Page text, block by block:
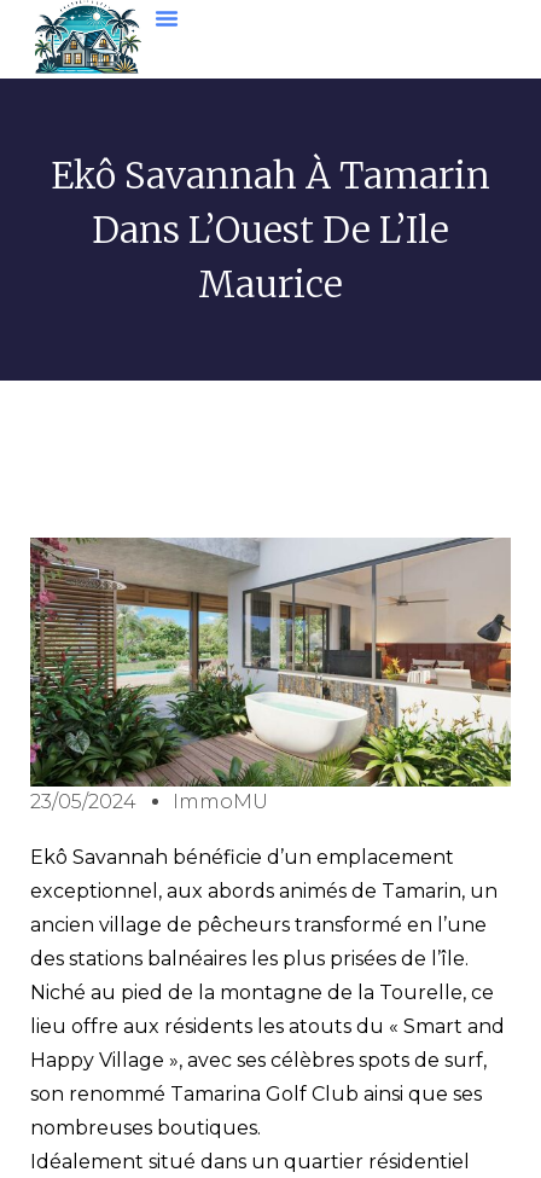
Ekô Savannah À Tamarin
Dans L’Ouest De L’Ile
Maurice
23/05/2024 ImmoMU
Ekô Savannah bénéficie d’un emplacement
exceptionnel, aux abords animés de Tamarin, un
ancien village de pêcheurs transformé en l’une
des stations balnéaires les plus prisées de l’île.
Niché au pied de la montagne de la Tourelle, ce
lieu offre aux résidents les atouts du « Smart and
Happy Village », avec ses célèbres spots de surf,
son renommé Tamarina Golf Club ainsi que ses
nombreuses boutiques.
Idéalement situé dans un quartier résidentiel